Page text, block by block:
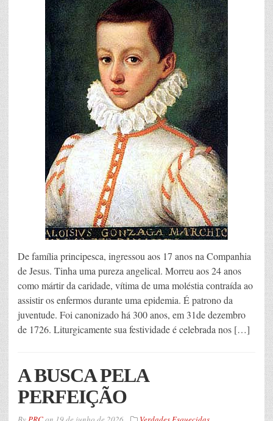
De família principesca, ingressou aos 17 anos na Companhia
de Jesus. Tinha uma pureza angelical. Morreu aos 24 anos
como mártir da caridade, vítima de uma moléstia contraída ao
assistir os enfermos durante uma epidemia. É patrono da
juventude. Foi canonizado há 300 anos, em 31de dezembro
de 1726. Liturgicamente sua festividade é celebrada nos […]
A BUSCA PELA
PERFEIÇÃO